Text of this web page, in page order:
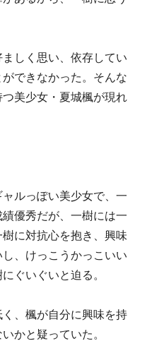
しく思い、依存してい
できなかった。そんな
美少女・夏城楓が現れ
ルっぽい美少女で、一
優秀だが、一樹には一
に対抗心を抱き、興味
、けっこうかっこいい
ぐいぐいと迫る。
、楓が自分に興味を持
かと疑っていた。